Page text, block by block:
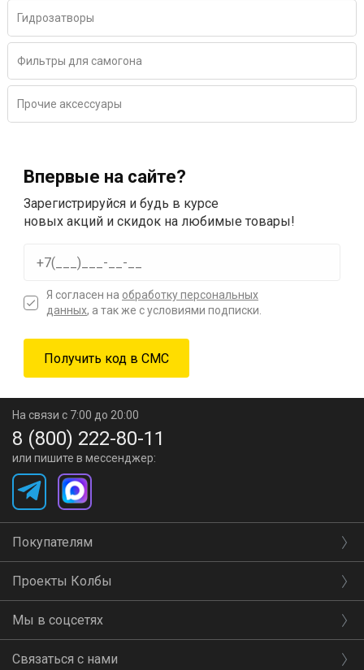
Гидрозатворы
Фильтры для самогона
Прочие аксессуары
Впервые на сайте?
Зарегистрируйся и будь в курсе
новых акций и скидок на любимые товары!
Я согласен на обработку персональных
данных, а так же с условиями подписки.
На связи с 7:00 до 20:00
8 (800) 222-80-11
или пишите в мессенджер:
Покупателям
Проекты Колбы
Мы в соцсетях
Связаться с нами